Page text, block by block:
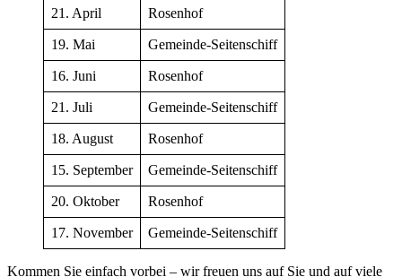
21. April Rosenhof
19. Mai Gemeinde-Seitenschiff
16. Juni Rosenhof
21. Juli Gemeinde-Seitenschiff
18. August Rosenhof
15. September Gemeinde-Seitenschiff
20. Oktober Rosenhof
17. November Gemeinde-Seitenschiff
Kommen Sie einfach vorbei – wir freuen uns auf Sie und auf viele